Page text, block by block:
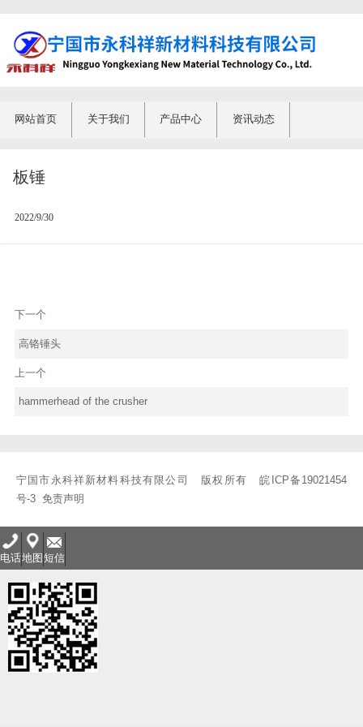
网站首页 关于我们 产品中心 资讯动态
板锤
2022/9/30
下一个
高铬锤头
上一个
hammerhead of the crusher
宁国市永科祥新材料科技有限公司 版权所有皖ICP备19021454
号-3 免责声明
电话地图短信